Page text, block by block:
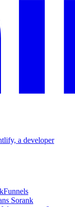
a developer
Sorank